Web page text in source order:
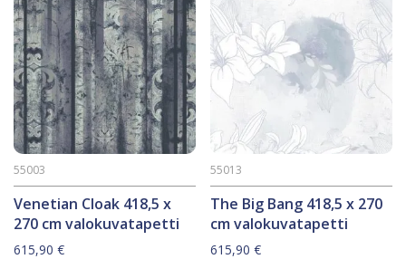
Venetian Cloak 418,5 x
270 cm valokuvatapetti
55003
615,90 €
The Big Bang 418,5 x 270
cm valokuvatapetti
55013
615,90€